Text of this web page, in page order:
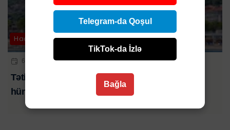
Hadisə
6 AVQ 2026 | 10:00
Tətil əyləncəsi kabusa çevrildi: turistlər 50 metr
hündürlükdən yerə düşdü
Telegram-da Qoşul
TikTok-da İzlə
Bağla